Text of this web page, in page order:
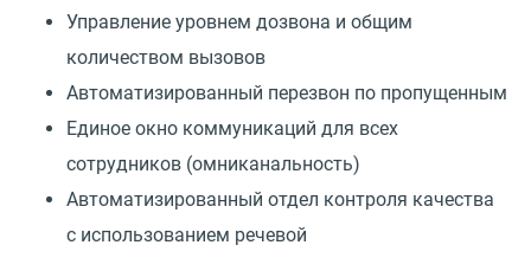
Управление уровнем дозвона и общим
количеством вызовов
Автоматизированный перезвон по пропущенным
Единое окно коммуникаций для всех
сотрудников (омниканальность)
Автоматизированный отдел контроля качества
с использованием речевой